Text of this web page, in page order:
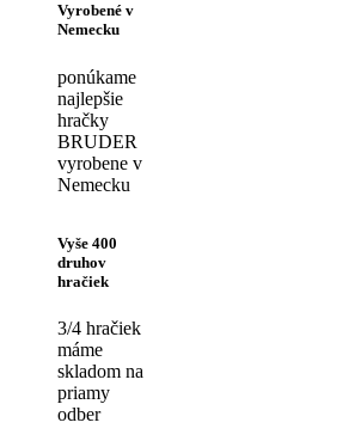
Vyrobené v
Nemecku
ponúkame
najlepšie
hračky
BRUDER
vyrobene v
Nemecku
Vyše 400
druhov
hračiek
3/4 hračiek
máme
skladom na
priamy
odber